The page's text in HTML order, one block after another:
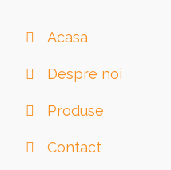
Acasa
Despre noi
Produse
Contact